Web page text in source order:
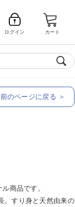
ログイン カート
前のページに戻る ＞
商品です。
。すり身と天然由来の